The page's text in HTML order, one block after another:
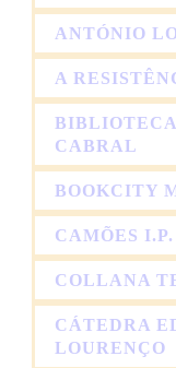
ANTÓNIO
A
CABRAL
BOOKCITY
CAMÕES I.P.
COLLANA
CÁTEDRA
LOURENÇO